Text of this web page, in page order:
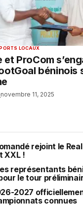
LOCAUX
ProCom
béninois
novembre 11, 2025
rejoint le
XXL !
représentants
le tour
2027
connues